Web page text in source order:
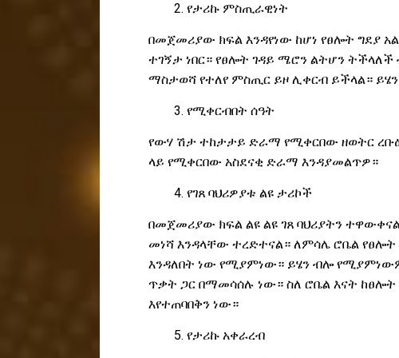
የታሪኩ ምስጢራዊነት
በመጀመሪያው ክፍል እንዳየነው ከሆነ የፀሎት ግደያ
ተገኝታ ነበር። የፀሎት ገዳይ ሜሮን ልትሆን ትችላለች
ማስታወሻ የተለየ ምስጢር ይዞ ሊቀርብ ይችላል።
የሚቀርብበት ሰዓት
የውሃ ሽታ ተከታታይ ድራማ የሚቀርበው ዘወትር ረቡዕ
ላይ የሚቀርበው አስደናቂ ድራማ እንዳያመልጥዎ።
የገጸ ባህሪዎያቱ ልዩ ታሪኮች
በመጀመሪያው ክፍል ልዩ ልዩ ገጸ ባህሪያትን ተዋውቀናል
መነሻ እንዳላቸው ተረድተናል። ለምሳሌ ሮቤል
እንዳለበት ነው የሚያምነው። ይሄን ብሎ
ጥቃት ጋር በማመሳሰሉ ነው። ስለ ሮቤል እናት
እየተጠባበቅን ነው።
የታሪኩ አቀራረብ